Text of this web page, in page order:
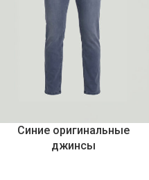
Синие оригинальные
джинсы